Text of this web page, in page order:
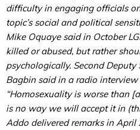
difficulty in engaging officials
topic’s social and political
Mike Oquaye said in October
killed or abused, but rather
psychologically. Second
Bagbin said in a radio
“Homosexuality is worse than
is no way we will accept it in
Addo delivered remarks in